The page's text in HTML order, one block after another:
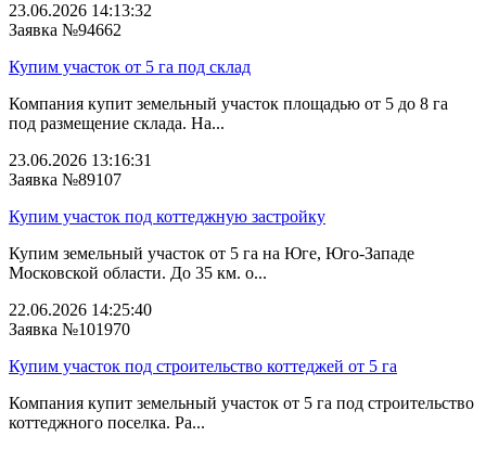
23.06.2026 14:13:32
Заявка №94662
Купим участок от 5 га под склад
Компания купит земельный участок площадью от 5 до 8 га
под размещение склада. На...
23.06.2026 13:16:31
Заявка №89107
Купим участок под коттеджную застройку
Купим земельный участок от 5 га на Юге, Юго-Западе
Московской области. До 35 км. о...
22.06.2026 14:25:40
Заявка №101970
Купим участок под строительство коттеджей от 5 га
Компания купит земельный участок от 5 га под строительство
коттеджного поселка. Ра...